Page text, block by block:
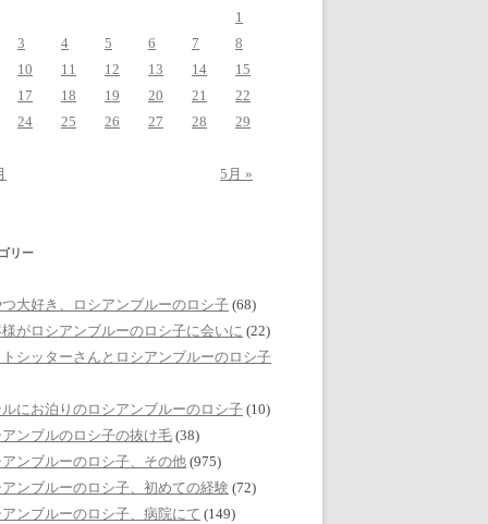
1
3
4 5 6 7
8
10
11 12 13 14
15
17
18 19 20 21
22
24
25 26 27 28 29
5月 »
リー
大好き、ロシアンブルーのロシ子 (68)
がロシアンブルーのロシ子に会いに (22)
シッターさんとロシアンブルーのロシ子
にお泊りのロシアンブルーのロシ子 (10)
ンブルのロシ子の抜け毛 (38)
ンブルーのロシ子、その他 (975)
ンブルーのロシ子、初めての経験 (72)
ンブルーのロシ子、病院にて (149)